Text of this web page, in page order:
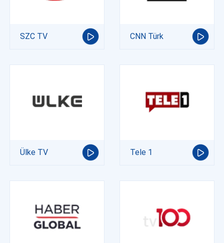
SZC TV CNN Türk
Ülke TV Tele 1